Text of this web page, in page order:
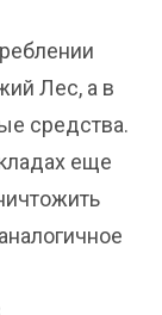
Лес, а в
средства.
еще